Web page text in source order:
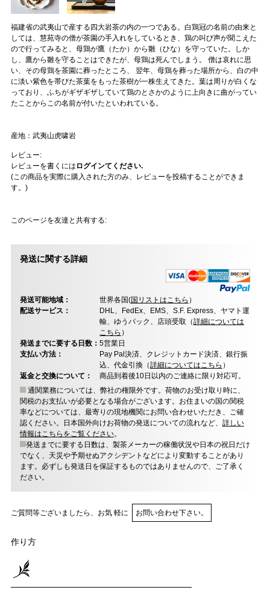
福建省の武夷山で産する四大岩茶の内の一つである。白鶏冠の名前の由来と
しては、慧苑寺の僧が茶園の手入れをしているとき、鶏の叫び声が聞こえた
ので行ってみると、母鶏が鷹（たか）から雛（ひな）を守っていた。しか
し、鷹から雛を守ることはできたが、母鶏は死んでしまう。 僧は哀れに思
い、その母鶏を茶園に葬ったところ、 翌年、母鶏を葬った場所から、白の中
に淡い紫色を帯びた茶葉をもった茶樹が一株生えてきた。葉は周りが白くな
っており、ふちがギザギザしていて鶏のとさかのように上向きに曲がってい
たことからこの名前が付いたといわれている。
産地：武夷山虎啸岩
レビュー:
レビューを書くには ログインてください.
(この商品を実際に購入された方のみ、レビューを投稿することができま
す。)
このページを友達と共有する:
発送に関する詳細
発送可能地域： 世界各国(国リストはこちら ）
配送サービス：
DHL、FedEx、EMS、S.F. Express、ヤマト運
輸、ゆうパック、店頭受取（詳細については
こちら ）
発送までに要する日数： 5営業日
支払い方法：
Pay Pal決済、クレジットカード決済、銀行振
込、代金引換（詳細についてはこちら ）
返金と交換について：
商品到着後10日以内のご連絡に限り対応可。
通関業務については、弊社の権限外です。荷物のお受け取り時に、
関税のお支払いが必要となる場合がございます。お住まいの国の関税
率などについては、最寄りの現地機関にお問い合わせいただき、ご確
認ください。日本国外向けお荷物の発送についての流れなど、 詳しい
情報はこちらをご覧ください。
発送までに要する日数は、製茶メーカーの稼働状況や日本の祝日だけ
でなく、天災や予期せぬアクシデントなどにより変動することがあり
ます。必ずしも発送日を保証するものではありませんので、ご了承く
ださい。
ご質問等ございましたら、お気 軽に お問い合わせ下さい。
作り方